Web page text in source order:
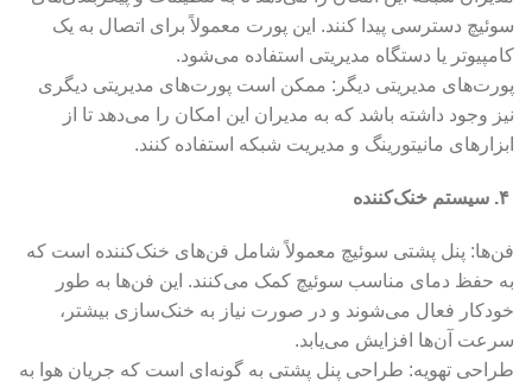
سوئیچ دسترسی پیدا کنند. این پورت معمولاً برای اتصال به یک
کامپیوتر یا دستگاه مدیریتی استفاده می‌شود.
پورت‌های مدیریتی دیگر: ممکن است پورت‌های مدیریتی دیگری
نیز وجود داشته باشد که به مدیران این امکان را می‌دهد تا از
ابزارهای مانیتورینگ و مدیریت شبکه استفاده کنند.
فن‌ها: پنل پشتی سوئیچ معمولاً شامل فن‌های خنک‌کننده است که
به حفظ دمای مناسب سوئیچ کمک می‌کنند. این فن‌ها به طور
خودکار فعال می‌شوند و در صورت نیاز به خنک‌سازی بیشتر،
سرعت آن‌ها افزایش می‌یابد.
طراحی تهویه: طراحی پنل پشتی به گونه‌ای است که جریان هوا به